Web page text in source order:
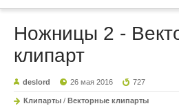
Ножницы 2 -
клипарт
deslord 26 мая 2016 727
Клипарты / Векторные клипарты